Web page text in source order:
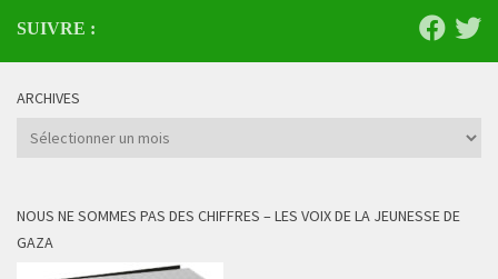
SUIVRE :
ARCHIVES
Archives
NOUS NE SOMMES PAS DES CHIFFRES – LES VOIX DE LA JEUNESSE DE
GAZA